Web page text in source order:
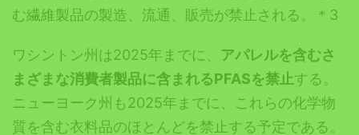
む繊維製品の製造、流通、販売が禁止される。＊3
ワシントン州は2025年までに、 アパレルを含むさ
まざまな消費者製品に含まれるPFASを禁止する。
ニューヨーク州も2025年までに、これらの化学物
質を含む衣料品のほとんどを禁止する予定である。